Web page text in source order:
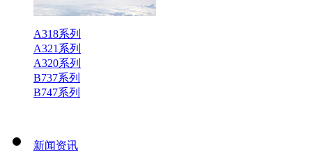
A318系列
A321系列
A320系列
B737系列
B747系列
新闻资讯